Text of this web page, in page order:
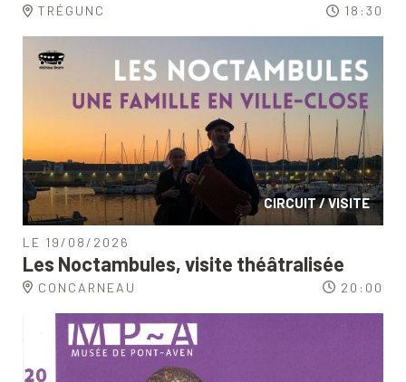
TRÉGUNC 18:30
CIRCUIT / VISITE
LE 19/08/2026
Les Noctambules, visite théâtralisée
CONCARNEAU 20:00